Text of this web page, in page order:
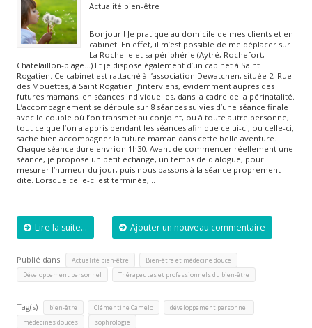
Actualité bien-être
Bonjour ! Je pratique au domicile de mes clients et en
cabinet. En effet, il m’est possible de me déplacer sur
La Rochelle et sa périphérie (Aytré, Rochefort,
Chatelaillon-plage…) Et je dispose également d’un cabinet à Saint
Rogatien. Ce cabinet est rattaché à l’association Dewatchen, située 2, Rue
des Mouettes, à Saint Rogatien. J’interviens, évidemment auprès des
futures mamans, en séances individuelles, dans la cadre de la périnatalité.
L’accompagnement se déroule sur 8 séances suivies d’une séance finale
avec le couple où l’on transmet au conjoint, ou à toute autre personne,
tout ce que l’on a appris pendant les séances afin que celui-ci, ou celle-ci,
sache bien accompagner la future maman dans cette belle aventure.
Chaque séance dure envrion 1h30. Avant de commencer réellement une
séance, je propose un petit échange, un temps de dialogue, pour
mesurer l’humeur du jour, puis nous passons à la séance proprement
dite. Lorsque celle-ci est terminée,…
Lire la suite... Ajouter un nouveau commentaire
Publié dans Actualité bien-être Bien-être et médecine douce
Développement personnel Thérapeutes et professionnels du bien-être
Tag(s) bien-être Clémentine Camelo développement personnel
médecines douces sophrologie